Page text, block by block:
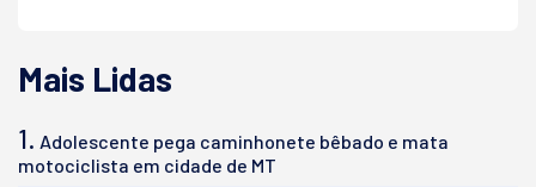
Mais Lidas
1. Adolescente pega caminhonete bêbado e mata
motociclista em cidade de MT